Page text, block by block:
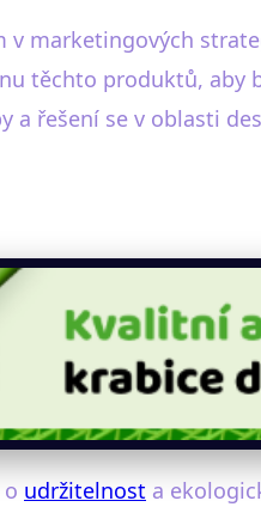
marketingových
těchto produktů,
a řešení se v oblasti
udržitelnost a